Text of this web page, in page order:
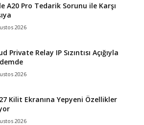
A20 Pro Tedarik Sorunu ile Karşı
2026
Private Relay IP Sızıntısı Açığıyla
2026
Kilit Ekranına Yepyeni Özellikler
2026